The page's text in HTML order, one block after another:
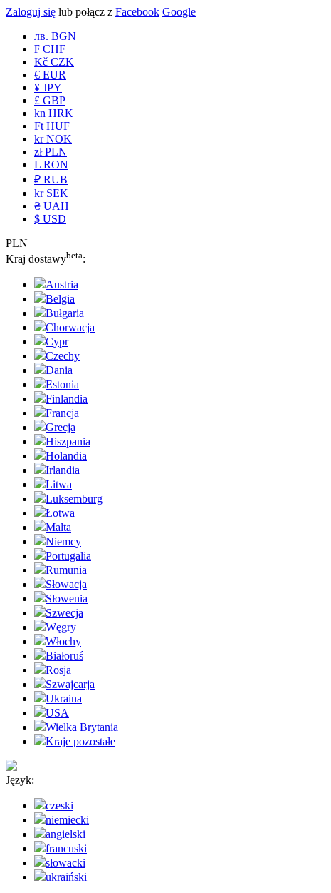
Zaloguj się lub połącz z Facebook Google
лв. BGN
₣ CHF
Kč CZK
€ EUR
¥ JPY
£ GBP
kn HRK
Ft HUF
kr NOK
zł PLN
L RON
₽ RUB
kr SEK
₴ UAH
$ USD
PLN
Kraj dostawybeta:
Austria
Belgia
Bułgaria
Chorwacja
Cypr
Czechy
Dania
Estonia
Finlandia
Francja
Grecja
Hiszpania
Holandia
Irlandia
Litwa
Luksemburg
Łotwa
Malta
Niemcy
Portugalia
Rumunia
Słowacja
Słowenia
Szwecja
Węgry
Włochy
Białoruś
Rosja
Szwajcarja
Ukraina
USA
Wielka Brytania
Kraje pozostałe
Język:
czeski
niemiecki
angielski
francuski
słowacki
ukraiński